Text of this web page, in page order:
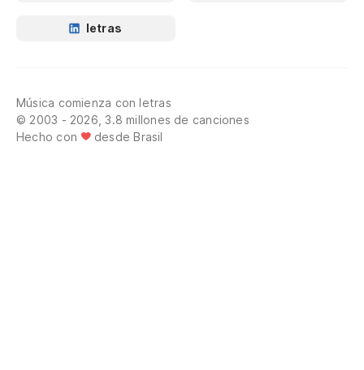
letras
Música comienza con letras
© 2003 - 2026, 3.8 millones de canciones
Hecho con
desde Brasil